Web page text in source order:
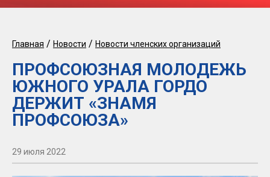
Главная / Новости / Новости членских организаций
ПРОФСОЮЗНАЯ МОЛОДЕЖЬ
ЮЖНОГО УРАЛА ГОРДО
ДЕРЖИТ «ЗНАМЯ
ПРОФСОЮЗА»
29 июля 2022